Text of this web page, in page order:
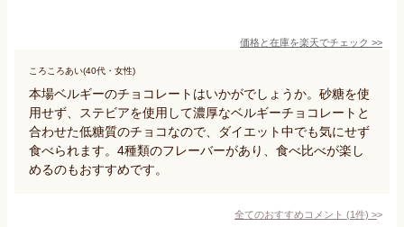
価格と在庫を楽天でチェック >>
ころころあい(40代・女性)
本場ベルギーのチョコレートはいかがでしょうか。砂糖を使
用せず、ステビアを使用して濃厚なベルギーチョコレートと
合わせた低糖質のチョコなので、ダイエット中でも気にせず
食べられます。4種類のフレーバーがあり、食べ比べが楽し
めるのもおすすめです。
全てのおすすめコメント (1件) >